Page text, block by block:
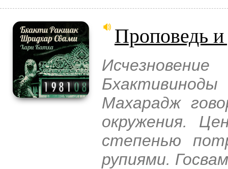
Проповедь и
Махарадж
окружения.
степенью
рупиями.